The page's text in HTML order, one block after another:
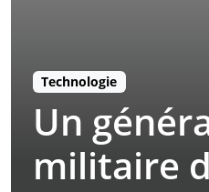
Technologie
Un
militaire